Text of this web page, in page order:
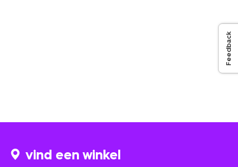
vind een winkel
Feedback